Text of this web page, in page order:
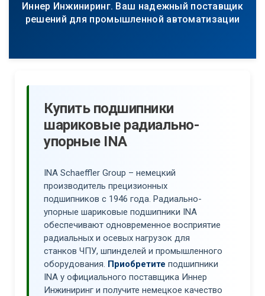
Иннер Инжиниринг. Ваш надежный поставщик
решений для промышленной автоматизации
Купить подшипники
шариковые радиально-
упорные INA
INA Schaeffler Group – немецкий
производитель прецизионных
подшипников с 1946 года. Радиально-
упорные шариковые подшипники INA
обеспечивают одновременное восприятие
радиальных и осевых нагрузок для
станков ЧПУ, шпинделей и промышленного
оборудования. Приобретите подшипники
INA у официального поставщика Иннер
Инжиниринг и получите немецкое качество